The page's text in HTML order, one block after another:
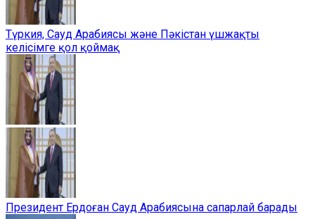
Түркия, Сауд Арабиясы және Пәкістан үшжақты
келісімге қол қоймақ
Президент Ердоған Сауд Арабиясына сапарлай барады